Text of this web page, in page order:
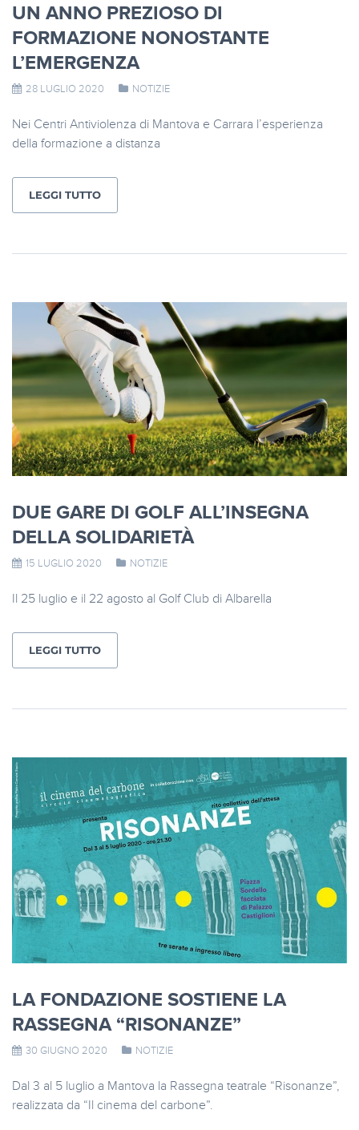
UN ANNO PREZIOSO DI
FORMAZIONE NONOSTANTE
L’EMERGENZA
28 LUGLIO 2020 NOTIZIE
Nei Centri Antiviolenza di Mantova e Carrara l’esperienza
della formazione a distanza
LEGGI TUTTO
DUE GARE DI GOLF ALL’INSEGNA
DELLA SOLIDARIETÀ
15 LUGLIO 2020 NOTIZIE
Il 25 luglio e il 22 agosto al Golf Club di Albarella
LEGGI TUTTO
LA FONDAZIONE SOSTIENE LA
RASSEGNA “RISONANZE”
30 GIUGNO 2020 NOTIZIE
Dal 3 al 5 luglio a Mantova la Rassegna teatrale “Risonanze”,
realizzata da “Il cinema del carbone”.